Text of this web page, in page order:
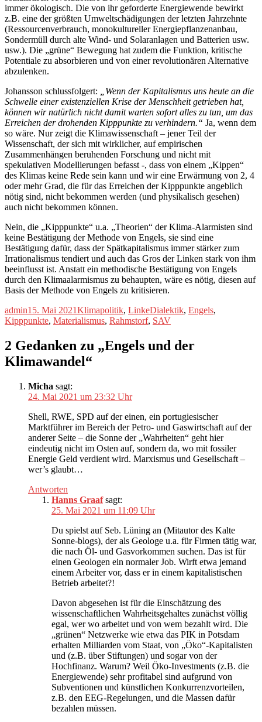
immer ökologisch. Die von ihr geforderte Energiewende bewirkt
z.B. eine der größten Umweltschädigungen der letzten Jahrzehnte
(Ressourcenverbrauch, monokultureller Energiepflanzenanbau,
Sondermüll durch alte Wind- und Solaranlagen und Batterien usw.
usw.). Die „grüne“ Bewegung hat zudem die Funktion, kritische
Potentiale zu absorbieren und von einer revolutionären Alternative
abzulenken.
Johansson schlussfolgert:
„Wenn der Kapitalismus uns heute an die
Schwelle einer existenziellen Krise der Menschheit getrieben hat,
können wir natürlich nicht damit warten sofort alles zu tun, um das
Erreichen der drohenden Kipppunkte zu verhindern.“ Ja, wenn dem
so wäre. Nur zeigt die Klimawissenschaft – jener Teil der
Wissenschaft, der sich mit wirklicher, auf empirischen
Zusammenhängen beruhenden Forschung und nicht mit
spekulativen Modellierungen befasst -, dass von einem „Kippen“
des Klimas keine Rede sein kann und wir eine Erwärmung von 2, 4
oder mehr Grad, die für das Erreichen der Kipppunkte angeblich
nötig sind, nicht bekommen werden (und physikalisch gesehen)
auch nicht bekommen können.
Nein, die „Kipppunkte“ u.a. „Theorien“ der Klima-Alarmisten sind
keine Bestätigung der Methode von Engels, sie sind eine
Bestätigung dafür, dass der Spätkapitalismus immer stärker zum
Irrationalismus tendiert und auch das Gros der Linken stark von ihm
beeinflusst ist. Anstatt ein methodische Bestätigung von Engels
durch den Klimaalarmismus zu behaupten, wäre es nötig, diesen auf
Basis der Methode von Engels zu kritisieren.
Autor
adminVeröffentlicht
am
15. Mai 2021Kategorien
Klimapolitik, LinkeSchlagwörter
Dialektik, Engels,
Kipppunkte, Materialismus, Rahmstorf, SAV
2 Gedanken zu „Engels und der
Klimawandel“
Micha sagt:
24. Mai 2021 um 23:32 Uhr
Shell, RWE, SPD auf der einen, ein portugiesischer
Marktführer im Bereich der Petro- und Gaswirtschaft auf der
anderer Seite – die Sonne der „Wahrheiten“ geht hier
eindeutig nicht im Osten auf, sondern da, wo mit fossiler
Energie Geld verdient wird. Marxismus und Gesellschaft –
wer’s glaubt…
Antworten
Hanns Graaf sagt:
25. Mai 2021 um 11:09 Uhr
Du spielst auf Seb. Lüning an (Mitautor des Kalte
Sonne-blogs), der als Geologe u.a. für Firmen tätig war,
die nach Öl- und Gasvorkommen suchen. Das ist für
einen Geologen ein normaler Job. Wirft etwa jemand
einem Arbeiter vor, dass er in einem kapitalistischen
Betrieb arbeitet?!
Davon abgesehen ist für die Einschätzung des
wissenschaftlichen Wahrheitsgehaltes zunächst völlig
egal, wer wo arbeitet und von wem bezahlt wird. Die
„grünen“ Netzwerke wie etwa das PIK in Potsdam
erhalten Milliarden vom Staat, von „Öko“-Kapitalisten
und (z.B. über Stiftungen) und sogar von der
Hochfinanz. Warum? Weil Öko-Investments (z.B. die
Energiewende) sehr profitabel sind aufgrund von
Subventionen und künstlichen Konkurrenzvorteilen,
z.B. den EEG-Regelungen, und die Massen dafür
bezahlen müssen.